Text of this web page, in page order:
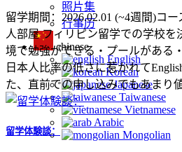
照片集
行事历
chinese
English
Korean
Japanese
Taiwanese
Vietnamese
Arabic
Mongolian
留学期間：2026.02.01 (~4週間)コ
人部屋 フィリピン留学での学校を
境で勉強ができる・プールがある
日本人比率の低さに惹かれて
た、直前での申し込みでもあまり
留学体験談：